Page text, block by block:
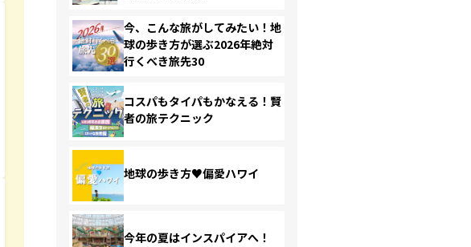
今、こんな旅がしてみたい！地
球の歩き方が選ぶ2026年絶対
行くべき旅先30
コスパもタイパもかなえる！賢
者の旅テクニック
地球の歩き方♥偏愛ハワイ
今年の夏はインスパイアへ！